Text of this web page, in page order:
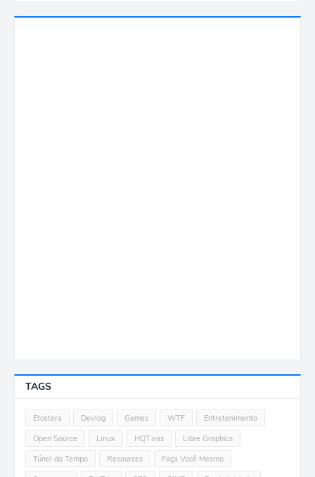
TAGS
Etcetera Devlog Games WTF
Entretenimento
Open Source
Linux HQTiras
Libre Graphics
Túnel do Tempo
Resources
Faça Você Mesmo